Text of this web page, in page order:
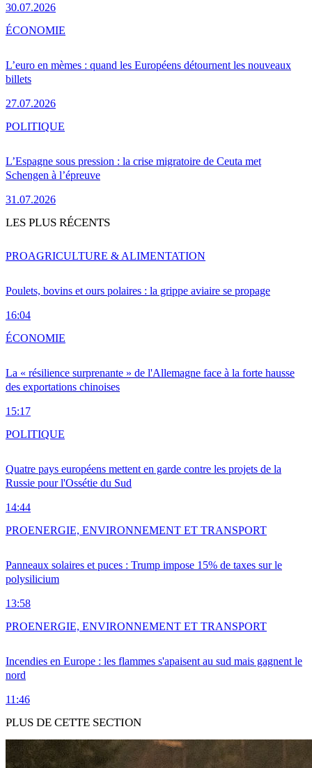
30.07.2026
L’euro en mèmes : quand les Européens détournent les nouveaux
billets
27.07.2026
ÉCONOMIE
L’Espagne sous pression : la crise migratoire de Ceuta met
Schengen à l’épreuve
31.07.2026
POLITIQUE
LES PLUS RÉCENTS
Poulets, bovins et ours polaires : la grippe aviaire se propage
16:04
PROAGRICULTURE & ALIMENTATION
La « résilience surprenante » de l'Allemagne face à la forte hausse
des exportations chinoises
15:17
ÉCONOMIE
Quatre pays européens mettent en garde contre les projets de la
Russie pour l'Ossétie du Sud
14:44
POLITIQUE
Panneaux solaires et puces : Trump impose 15% de taxes sur le
polysilicium
13:58
PROENERGIE, ENVIRONNEMENT ET TRANSPORT
Incendies en Europe : les flammes s'apaisent au sud mais gagnent le
nord
11:46
PROENERGIE, ENVIRONNEMENT ET TRANSPORT
PLUS DE CETTE SECTION